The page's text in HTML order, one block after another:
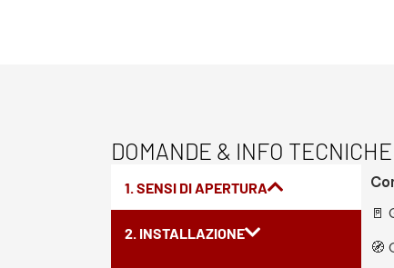
DOMANDE & INFO TECNICHE
1. SENSI DI APERTURA
2. INSTALLAZIONE
🚪
🧭